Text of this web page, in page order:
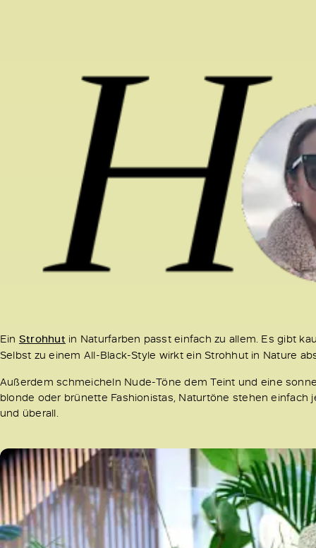
Ein Strohhut in Naturfarben passt einfach zu allem. Es gibt
Selbst zu einem All-Black-Style wirkt ein Strohhut in Nature
Außerdem schmeicheln Nude-Töne dem Teint und eine
blonde oder brünette Fashionistas, Naturtöne stehen
und überall.